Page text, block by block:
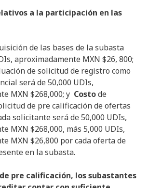
a la participación en las
de las bases de la subasta
aproximadamente MXN $26, 800;
de solicitud de registro como
será de 50,000 UDIs,
MXN $268,000; y Costode
de pre calificación de ofertas
solicitante será de 50,000 UDIs,
MXN $268,000, más 5,000 UDIs,
MXN $26,800 por cada oferta de
en la subasta.
pre calificación, los subastantes